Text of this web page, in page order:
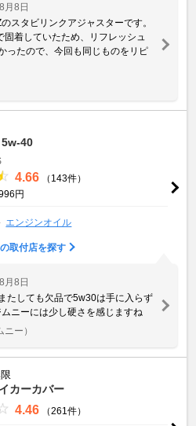
月8日
スタビリンクアジャスターです。
着していたため、リフレッシュ
ったので、今回も同じものをリピ
40
4.66
（143件）
円
エンジンオイル
取付店を探す
月8日
たしても欠品で5w30は手に入らず
ニーには少し硬さを感じますね
ー）
カーカバー
4.46 （261件）